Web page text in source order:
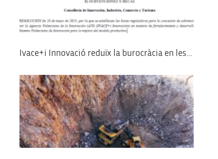
Ivace+i Innovació reduïx la burocràcia en les...